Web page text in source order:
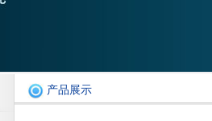
产品展示